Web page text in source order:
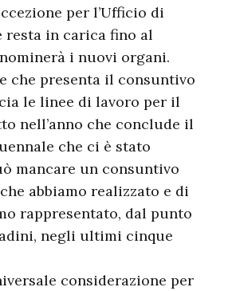
per l’Ufficio di
resta in carica fino al
i nuovi organi.
che presenta il consuntivo
le linee di lavoro per il
nell’anno che conclude il
che ci è stato
mancare un consuntivo
abbiamo realizzato e di
rappresentato, dal punto
negli ultimi cinque
considerazione per